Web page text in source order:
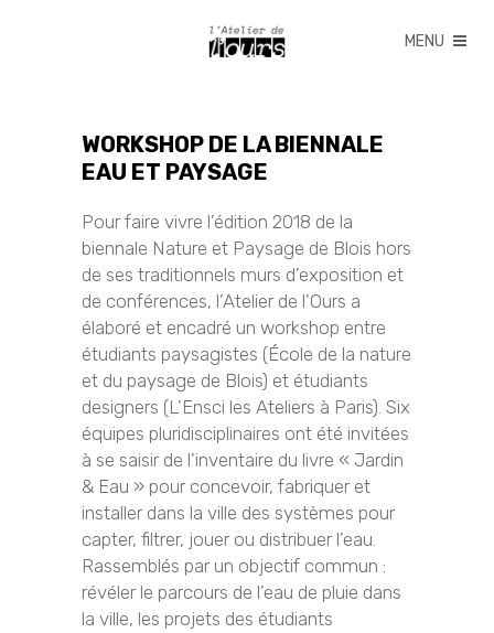
WORKSHOP DE LA BIENNALE
EAU ET PAYSAGE
Pour faire vivre l’édition 2018 de la
biennale Nature et Paysage de Blois hors
de ses traditionnels murs d’exposition et
de conférences, l’Atelier de l’Ours a
élaboré et encadré un workshop entre
étudiants paysagistes (École de la nature
et du paysage de Blois) et étudiants
designers (L’Ensci les Ateliers à Paris). Six
équipes pluridisciplinaires ont été invitées
à se saisir de l’inventaire du livre « Jardin
& Eau » pour concevoir, fabriquer et
installer dans la ville des systèmes pour
capter, filtrer, jouer ou distribuer l’eau.
Rassemblés par un objectif commun :
révéler le parcours de l’eau de pluie dans
la ville, les projets des étudiants